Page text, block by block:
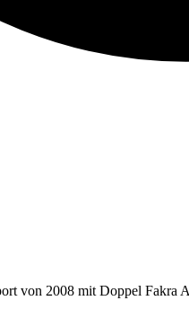
von 2008 mit Doppel Fakra